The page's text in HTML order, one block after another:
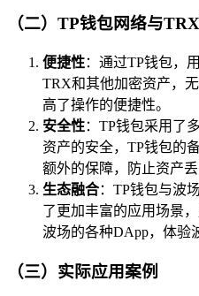
（二）TP钱包网络与
便捷性：通过TP钱包，
TRX和其他加密资产，
高了操作的便捷性。
安全性：TP钱包采用了
资产的安全，TP钱包的
额外的保障，防止资产丢
生态融合：TP钱包与波
了更加丰富的应用场景
波场的各种DApp，体验
（三）实际应用案例